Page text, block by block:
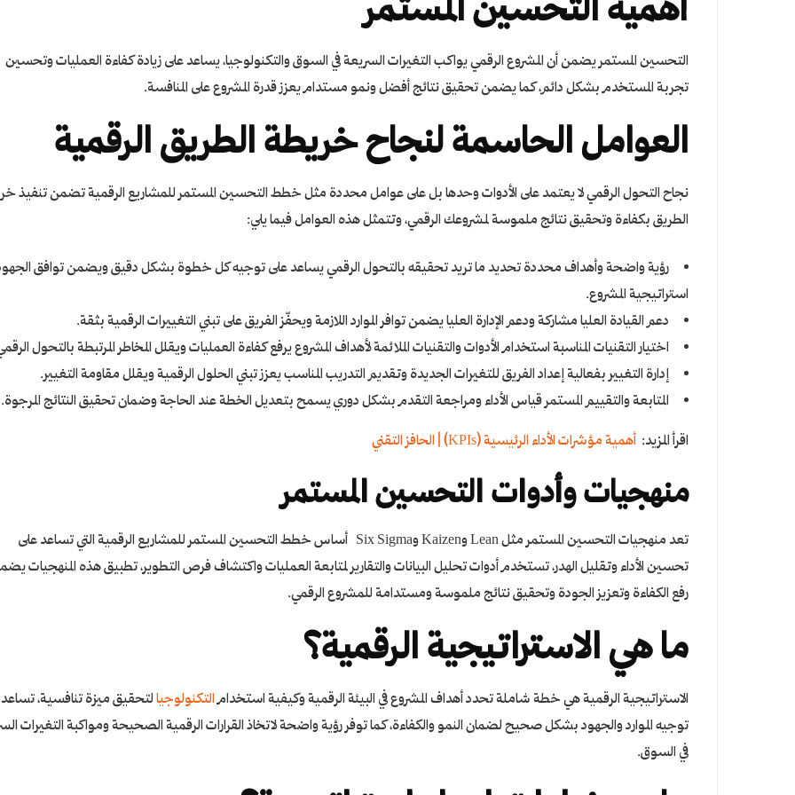
أهمية التحسين المستمر
التحسين المستمر يضمن أن المشروع الرقمي يواكب التغيرات السريعة في السوق والتكنولوجيا، يساعد على زيادة كفاءة العمليات وتحسين
تجربة المستخدم بشكل دائم، كما يضمن تحقيق نتائج أفضل ونمو مستدام يعزز قدرة المشروع على المنافسة.
العوامل الحاسمة لنجاح خريطة الطريق الرقمية
نجاح التحول الرقمي لا يعتمد على الأدوات وحدها بل على عوامل محددة مثلخطط التحسينالمستمر للمشاريع الرقمية تضمن تنفيذ
الطريق بكفاءة وتحقيق نتائج ملموسة لمشروعك الرقمي، وتتمثل هذه العوامل فيما يلي:
رؤية واضحة وأهداف محددة تحديد ما تريد تحقيقه بالتحول الرقمي يساعد على توجيه كل خطوة بشكل دقيق ويضمن توافق
استراتيجية المشروع.
دعم القيادة العليا مشاركة ودعم الإدارة العليا يضمن توافر الموارد اللازمة ويحفّز الفريق على تبني التغييرات الرقمية بثقة.
اختيار التقنيات المناسبة استخدام الأدوات والتقنيات الملائمة لأهداف المشروع يرفع كفاءة العمليات ويقلل المخاطر المرتبطة بالتحول
إدارة التغيير بفعالية إعداد الفريق للتغيرات الجديدة وتقديم التدريب المناسب يعزز تبني الحلول الرقمية ويقلل مقاومة التغيير.
المتابعة والتقييم المستمر قياس الأداء ومراجعة التقدم بشكل دوري يسمح بتعديل الخطة عند الحاجة وضمان تحقيق النتائج المرجوة.
اقرأ المزيد: أهمية مؤشرات الأداء الرئيسية (KPIs) | الحافز التقني
منهجيات وأدوات التحسين المستمر
تعد منهجيات التحسين المستمر مثل Lean وKaizen وSix Sigma أساس خطط التحسينالمستمر للمشاريع الرقمية التي تساعد على
تحسين الأداء وتقليل الهدر، تستخدم أدوات تحليل البيانات والتقارير لمتابعة العمليات واكتشاف فرص التطوير، تطبيق هذه المنهجيات
رفع الكفاءة وتعزيز الجودة وتحقيق نتائج ملموسة ومستدامة للمشروع الرقمي.
ما هي الاستراتيجية الرقمية؟
الاستراتيجية الرقمية هي خطة شاملة تحدد أهداف المشروع في البيئة الرقمية وكيفية استخدامالتكنولوجيالتحقيق ميزة تنافسية،
توجيه الموارد والجهود بشكل صحيح لضمان النمو والكفاءة، كما توفر رؤية واضحة لاتخاذ القرارات الرقمية الصحيحة ومواكبة التغيرات
في السوق.